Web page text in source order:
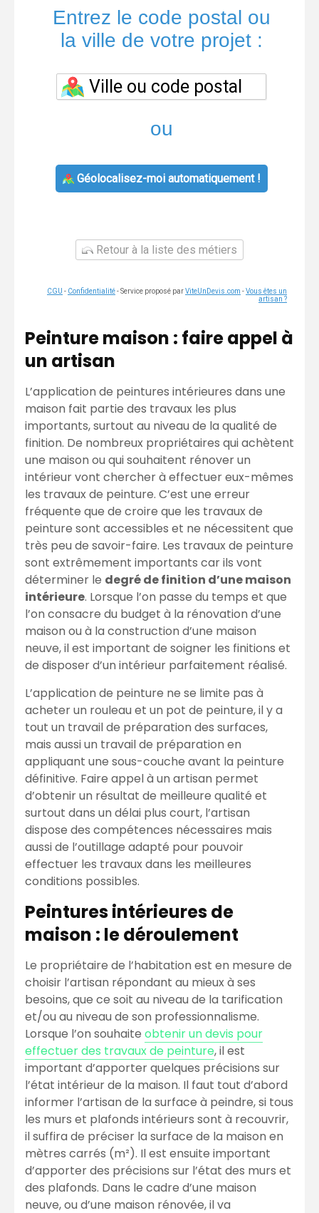
Entrez le code postal ou
la ville de votre projet :
ou
Géolocalisez-moi automatiquement !
Retour à la liste des métiers
CGU - Confidentialité- Service proposé parViteUnDevis.com -Vous êtes un
artisan ?
Peinture maison : faire appel à
un artisan
L’application de peintures intérieures dans une
maison fait partie des travaux les plus
importants, surtout au niveau de la qualité de
finition. De nombreux propriétaires qui achètent
une maison ou qui souhaitent rénover un
intérieur vont chercher à effectuer eux-mêmes
les travaux de peinture. C’est une erreur
fréquente que de croire que les travaux de
peinture sont accessibles et ne nécessitent que
très peu de savoir-faire. Les travaux de peinture
sont extrêmement importants car ils vont
déterminer le degré de finition d’une maison
intérieure. Lorsque l’on passe du temps et que
l’on consacre du budget à la rénovation d’une
maison ou à la construction d’une maison
neuve, il est important de soigner les finitions et
de disposer d’un intérieur parfaitement réalisé.
L’application de peinture ne se limite pas à
acheter un rouleau et un pot de peinture, il y a
tout un travail de préparation des surfaces,
mais aussi un travail de préparation en
appliquant une sous-couche avant la peinture
définitive. Faire appel à un artisan permet
d’obtenir un résultat de meilleure qualité et
surtout dans un délai plus court, l’artisan
dispose des compétences nécessaires mais
aussi de l’outillage adapté pour pouvoir
effectuer les travaux dans les meilleures
conditions possibles.
Peintures intérieures de
maison : le déroulement
Le propriétaire de l’habitation est en mesure de
choisir l’artisan répondant au mieux à ses
besoins, que ce soit au niveau de la tarification
et/ou au niveau de son professionnalisme.
Lorsque l’on souhaite obtenir un devis pour
effectuer des travaux de peinture, il est
important d’apporter quelques précisions sur
l’état intérieur de la maison. Il faut tout d’abord
informer l’artisan de la surface à peindre, si tous
les murs et plafonds intérieurs sont à recouvrir,
il suffira de préciser la surface de la maison en
mètres carrés (m²). Il est ensuite important
d’apporter des précisions sur l’état des murs et
des plafonds. Dans le cadre d’une maison
neuve, ou d’une maison rénovée, il va